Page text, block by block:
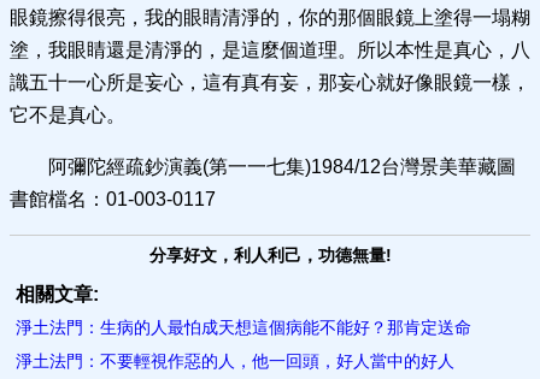
眼鏡擦得很亮，我的眼睛清淨的，你的那個眼鏡上塗得一塌糊
塗，我眼睛還是清淨的，是這麼個道理。所以本性是真心，八
識五十一心所是妄心，這有真有妄，那妄心就好像眼鏡一樣，
它不是真心。
阿彌陀經疏鈔演義(第一一七集)1984/12台灣景美華藏圖
書館檔名：01-003-0117
分享好文，利人利己，功德無量!
相關文章:
淨土法門：生病的人最怕成天想這個病能不能好？那肯定送命
淨土法門：不要輕視作惡的人，他一回頭，好人當中的好人